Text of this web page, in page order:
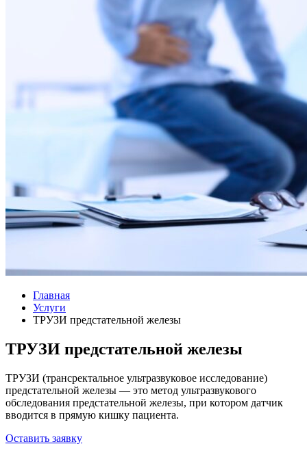
Главная
Услуги
ТРУЗИ предстательной железы
ТРУЗИ предстательной железы
ТРУЗИ (трансректальное ультразвуковое исследование)
предстательной железы — это метод ультразвукового
обследования предстательной железы, при котором датчик
вводится в прямую кишку пациента.
Оставить заявку